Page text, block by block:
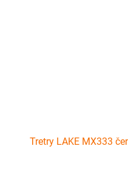
Tretry LAKE MX333